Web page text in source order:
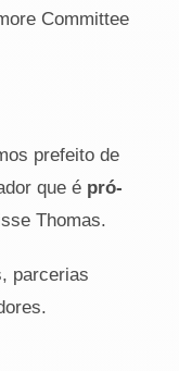
Committee
prefeito de
que é pró-
Thomas.
parcerias